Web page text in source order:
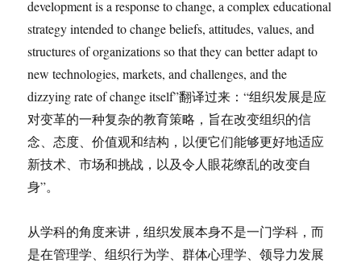
development is a response to change, a complex educational
strategy intended to change beliefs, attitudes, values, and
structures of organizations so that they can better adapt to
new technologies, markets, and challenges, and the
dizzying rate of change itself”翻译过来：“组织发展是应
对变革的一种复杂的教育策略，旨在改变组织的信
念、态度、价值观和结构，以便它们能够更好地适应
新技术、市场和挑战，以及令人眼花缭乱的改变自
身”。
从学科的角度来讲，组织发展本身不是一门学科，而
是在管理学、组织行为学、群体心理学、领导力发展